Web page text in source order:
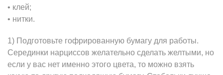
• клей;
• нитки.
1) Подготовьте гофрированную бумагу для работы.
Серединки нарциссов желательно сделать желтыми, но
если у вас нет именно этого цвета, то можно взять